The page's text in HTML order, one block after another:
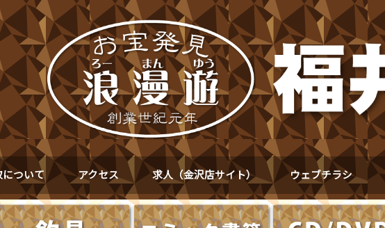
について アクセス 求人（金沢店サイト） ウェブチラシ